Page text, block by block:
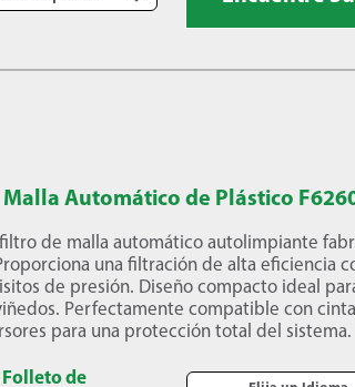
Automático de Plástico
de malla automático autolimpiante
una filtración de alta eficiencia
de presión. Diseño compacto ideal
Perfectamente compatible con
para una protección total del sistema.
Folleto de